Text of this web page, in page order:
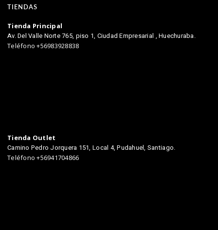
TIENDAS
Tienda Principal
Av. Del Valle Norte 765, piso 1, Ciudad Empresarial , Huechuraba.
Teléfono +56983928838
Tienda Outlet
Camino Pedro Jorquera 151, Local 4, Pudahuel, Santiago.
Teléfono +56941704866